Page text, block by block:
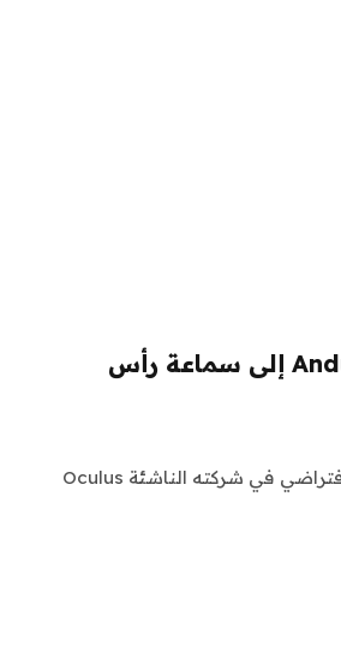
يقوم بالمر لوكي بإحضار Anduril Smarts إلى سماعة رأس
عندما كان بالمر لوكي يقوم بدمج سماعات الواقع الافتراضي في شركته الناشئة Oculus